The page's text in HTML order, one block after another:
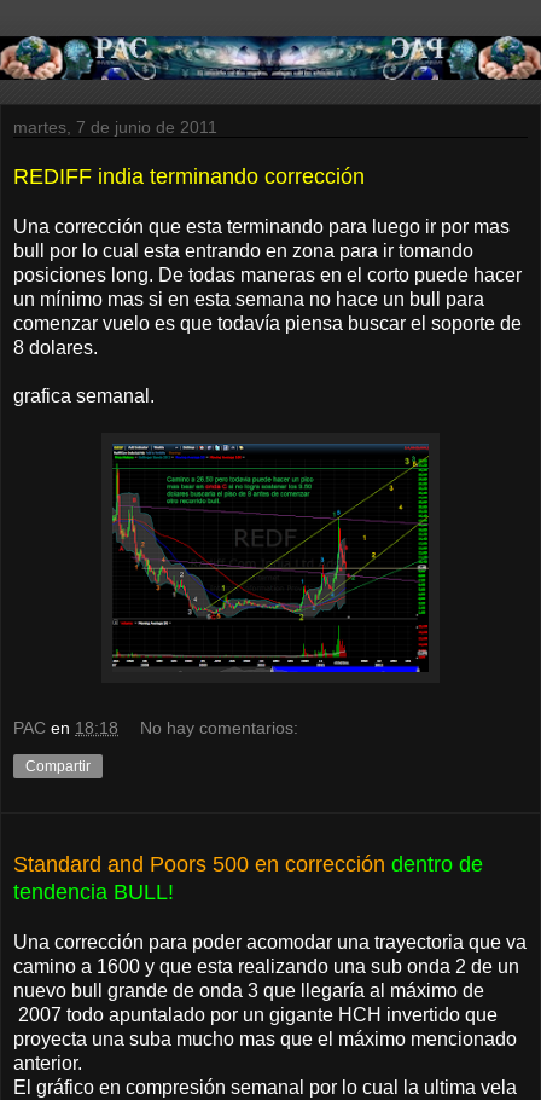
martes, 7 de junio de 2011
REDIFF india terminando corrección
Una corrección que esta terminando para luego ir por mas
bull por lo cual esta entrando en zona para ir tomando
posiciones long. De todas maneras en el corto puede hacer
un mínimo mas si en esta semana no hace un bull para
comenzar vuelo es que todavía piensa buscar el soporte de
8 dolares.
grafica semanal.
PAC en 18:18 No hay comentarios:
Compartir
Standard and Poors 500 en corrección dentro de
tendencia BULL!
Una corrección para poder acomodar una trayectoria que va
camino a 1600 y que esta realizando una sub onda 2 de un
nuevo bull grande de onda 3 que llegaría al máximo de
2007 todo apuntalado por un gigante HCH invertido que
proyecta una suba mucho mas que el máximo mencionado
anterior.
El gráfico en compresión semanal por lo cual la ultima vela